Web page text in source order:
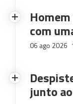
com
06 ago 2026
junto